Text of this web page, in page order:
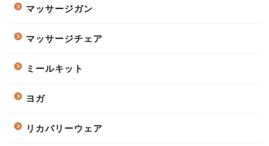
マッサージガン
マッサージチェア
ミールキット
ヨガ
リカバリーウェア